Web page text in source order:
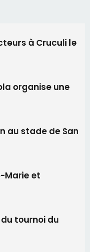
à Cruculi le
organise une
au stade de San